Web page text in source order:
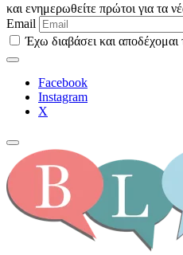
και ενημερωθείτε πρώτοι για τα
Email
Έχω διαβάσει και αποδέχομαι
Facebook
Instagram
Χ